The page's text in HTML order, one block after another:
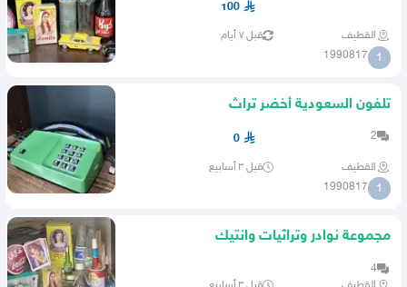
100
القطيف قبل ٧ أيام
1
1990817
تلفون السعودية أخضر تراث
2
0
القطيف قبل ٣ أسابيع
1
1990817
مجموعة نوادر وتراثيات وانتيك
4